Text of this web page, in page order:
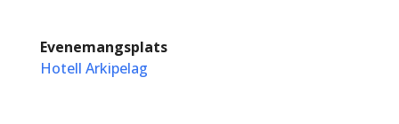
Evenemangsplats
Hotell Arkipelag